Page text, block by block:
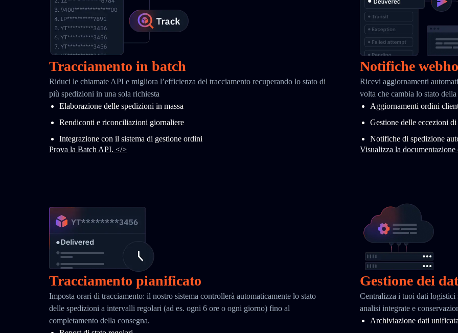
Tracciamento in batch
Riduci le chiamate API e migliora l’efficienza del tracciamento recuperando lo stato di
più spedizioni in una sola richiesta
Elaborazione delle spedizioni in massa
Rendiconti e riconciliazioni giornaliere
Integrazione con il sistema di gestione ordini
Prova la Batch API. </>
Notifiche
Ricevi aggiornamenti
volta che cambia lo stato
Aggiornamenti ordini
Gestione delle eccezioni di
Notifiche di spedizione
Visualizza la
Tracciamento pianificato
Imposta orari di tracciamento: il nostro sistema controllerà automaticamente lo stato
delle spedizioni a intervalli regolari (ad es. ogni 6 ore o ogni giorno) fino al
completamento della consegna.
Gestione dei
Centralizza i tuoi dati
analisi integrate e
Archiviazione dati unificata